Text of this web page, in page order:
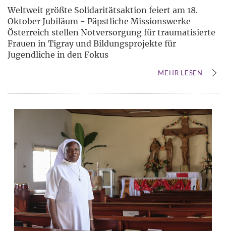
Weltweit größte Solidaritätsaktion feiert am 18.
Oktober Jubiläum - Päpstliche Missionswerke
Österreich stellen Notversorgung für traumatisierte
Frauen in Tigray und Bildungsprojekte für
Jugendliche in den Fokus
MEHR LESEN